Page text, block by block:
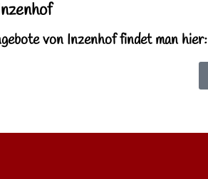
von Inzenhof findet man hier: